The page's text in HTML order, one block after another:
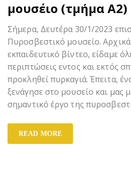
μουσέιο (τμήμα Α2)
Σήμερα, Δευτέρα 30/1/2023
Πυροσβεστικό μουσείο.
εκπαιδευτικό βίντεο, είδαμε
περιπτώσεις εντος και εκτός
προκληθεί πυρκαγιά. Έπειτα,
ξενάγησε στο μουσείο και μας
σημαντικό έργο της
READ MORE